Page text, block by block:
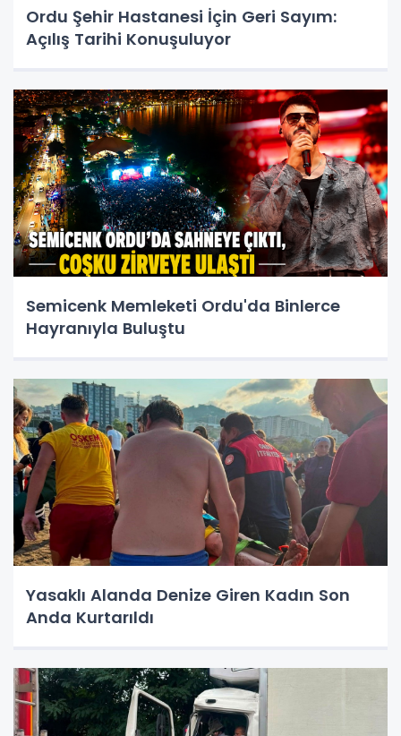
Ordu Şehir Hastanesi İçin Geri Sayım:
Açılış Tarihi Konuşuluyor
Semicenk Memleketi Ordu'da Binlerce
Hayranıyla Buluştu
Yasaklı Alanda Denize Giren Kadın Son
Anda Kurtarıldı